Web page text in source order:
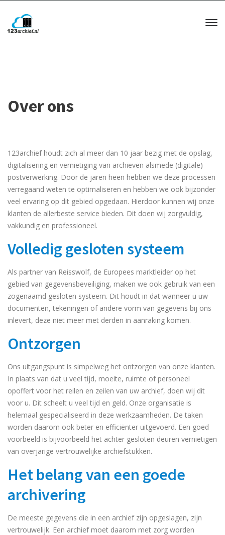
Over ons
123archief houdt zich al meer dan 10 jaar bezig met de opslag,
digitalisering en vernietiging van archieven alsmede (digitale)
postverwerking. Door de jaren heen hebben we deze processen
verregaand weten te optimaliseren en hebben we ook bijzonder
veel ervaring op dit gebied opgedaan. Hierdoor kunnen wij onze
klanten de allerbeste service bieden. Dit doen wij zorgvuldig,
vakkundig en professioneel.
Volledig gesloten systeem
Als partner van Reisswolf, de Europees marktleider op het
gebied van gegevensbeveiliging, maken we ook gebruik van een
zogenaamd gesloten systeem. Dit houdt in dat wanneer u uw
documenten, tekeningen of andere vorm van gegevens bij ons
inlevert, deze niet meer met derden in aanraking komen.
Ontzorgen
Ons uitgangspunt is simpelweg het ontzorgen van onze klanten.
In plaats van dat u veel tijd, moeite, ruimte of personeel
opoffert voor het reilen en zeilen van uw archief, doen wij dit
voor u. Dit scheelt u veel tijd en geld. Onze organisatie is
helemaal gespecialiseerd in deze werkzaamheden. De taken
worden daarom ook beter en efficiënter uitgevoerd. Een goed
voorbeeld is bijvoorbeeld het achter gesloten deuren vernietigen
van overjarige vertrouwelijke archiefstukken.
Het belang van een goede
archivering
De meeste gegevens die in een archief zijn opgeslagen, zijn
vertrouwelijk. Een archief moet daarom met zorg worden